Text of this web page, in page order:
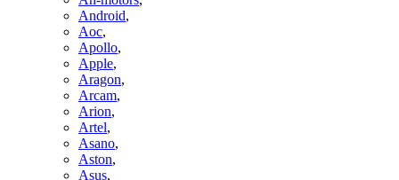
Android,
Aoc,
Apollo,
Apple,
Aragon,
Arcam,
Arion,
Artel,
Asano,
Aston,
Asus,